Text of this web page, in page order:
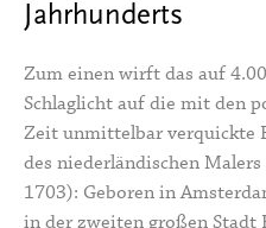
Jahrhunderts
Zum einen wirft das auf
Schlaglicht auf die mit den
Zeit unmittelbar verquickte
des niederländischen
1703): Geboren in